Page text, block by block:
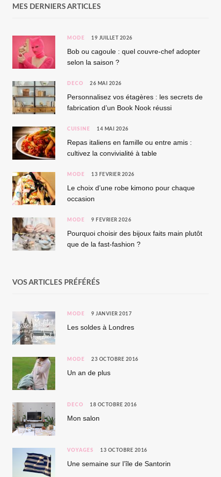
MES DERNIERS ARTICLES
MODE 19 JUILLET 2026
Bob ou cagoule : quel couvre-chef adopter
selon la saison ?
DÉCO 26 MAI 2026
Personnalisez vos étagères : les secrets de
fabrication d’un Book Nook réussi
CUISINE 14 MAI 2026
Repas italiens en famille ou entre amis :
cultivez la convivialité à table
MODE 13 FÉVRIER 2026
Le choix d’une robe kimono pour chaque
occasion
MODE 9 FÉVRIER 2026
Pourquoi choisir des bijoux faits main plutôt
que de la fast-fashion ?
VOS ARTICLES PRÉFÉRÉS
MODE 9 JANVIER 2017
Les soldes à Londres
MODE 23 OCTOBRE 2016
Un an de plus
DÉCO 18 OCTOBRE 2016
Mon salon
VOYAGES 13 OCTOBRE 2016
Une semaine sur l’île de Santorin